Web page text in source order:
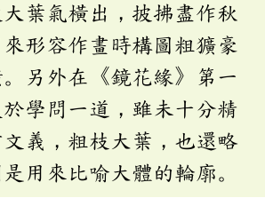
葉氣橫出，披拂盡作秋
形容作畫時構圖粗獷豪
另外在《鏡花緣》第一
學問一道，雖未十分精
義，粗枝大葉，也還略
用來比喻大體的輪廓。